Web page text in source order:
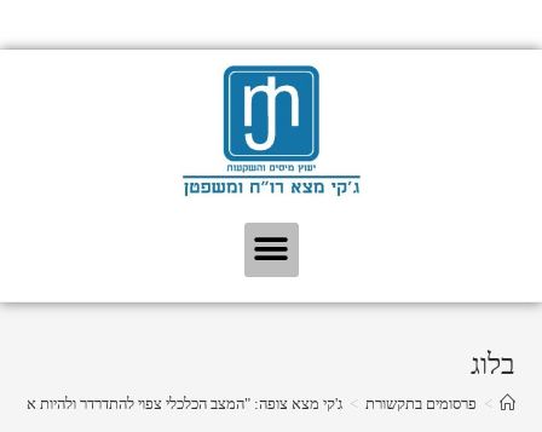
בלוג
> פרסומים בתקשורת > ג'קי מצא צופה: "המצב הכלכלי צפוי להתדרדר ולהיות אף